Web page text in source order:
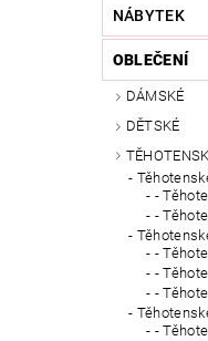
NÁBYTEK
OBLEČENÍ
DÁMSKÉ
DĚTSKÉ
-
-
-
-
-
-